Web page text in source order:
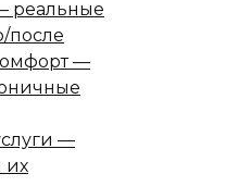
реальные
после
—
—
их